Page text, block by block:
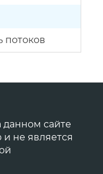
потоков
сайте
не является